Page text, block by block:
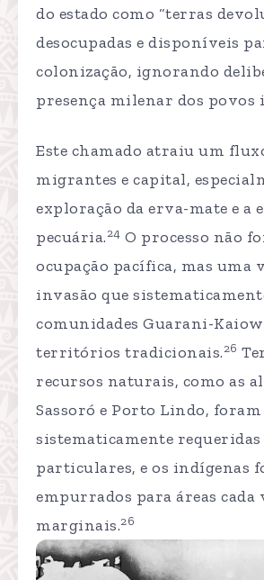
do estado como “terras
desocupadas e disponíveis
colonização, ignorando
presença milenar dos povos
Este chamado atraiu um
migrantes e capital,
exploração da erva-mate e a
pecuária.24 O processo não
ocupação pacífica, mas uma
invasão que
comunidades Guarani-
territórios tradicionais.26
recursos naturais, como as
Sassoró e Porto Lindo, foram
sistematicamente
particulares, e os indígenas
empurrados para áreas cada
marginais.26